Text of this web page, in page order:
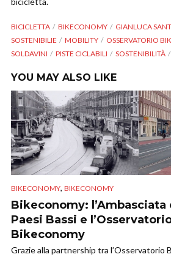
BICICLETTA BIKECONOMY GIANLUCA
SOSTENIBILIE
MOBILITY OSSERVATORIO
SOLDAVINI
PISTE CICLABILI SOSTENIBILITÀ
YOU MAY ALSO LIKE
BIKECONOMY, BIKECONOMY
Bikeconomy: l’Ambasciata
Paesi Bassi e
Bikeconomy
Grazie alla partnership tra l’Osservatorio